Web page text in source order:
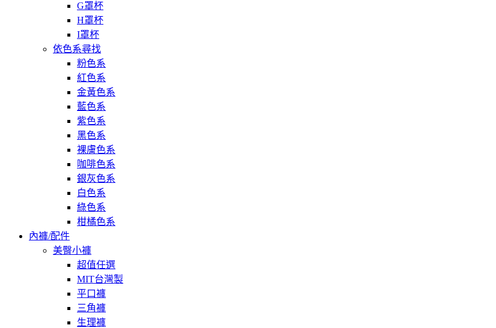
G罩杯
H罩杯
I罩杯
依色系尋找
粉色系
紅色系
金黃色系
藍色系
紫色系
黑色系
裸膚色系
咖啡色系
銀灰色系
白色系
綠色系
柑橘色系
內褲/配件
美臀小褲
超值任選
MIT台灣製
平口褲
三角褲
生理褲